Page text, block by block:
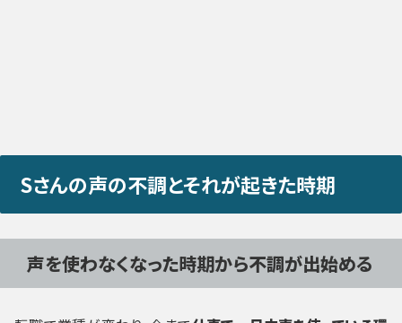
Sさんの声の不調とそれが起きた時期
声を使わなくなった時期から不調が出始める